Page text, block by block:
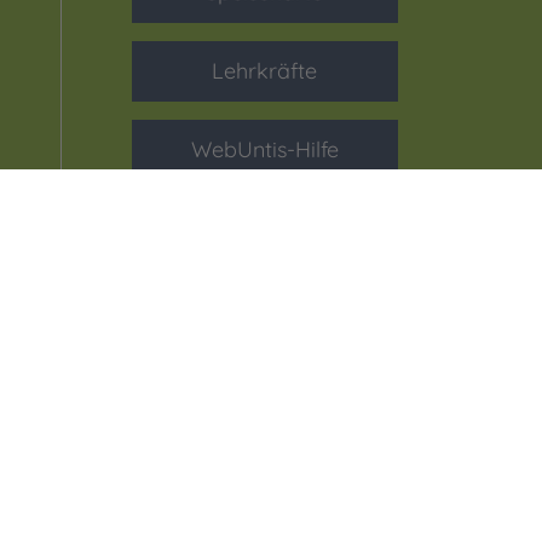
Lehrkräfte
WebUntis-Hilfe